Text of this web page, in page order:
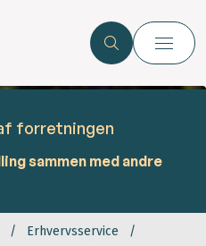
forretningen
sammen med andre
Erhvervsservice